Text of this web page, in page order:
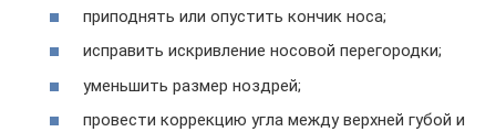
приподнять или опустить кончик носа;
исправить искривление носовой перегородки;
уменьшить размер ноздрей;
провести коррекцию угла между верхней губой и